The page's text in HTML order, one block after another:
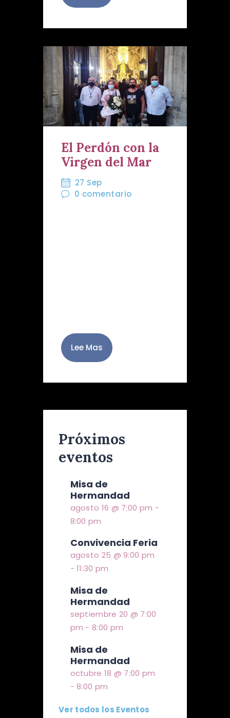
El Perdón con la
Virgen del Mar
27 Sep
0 comentario
Lee Mas
Próximos
eventos
Misa de
Hermandad
agosto 16 @ 7:00 pm -
8:00 pm
Convivencia Feria
agosto 25 @ 9:00 pm
-11:30 pm
Misa de
Hermandad
septiembre 20 @ 7:00
pm -8:00 pm
Misa de
Hermandad
octubre 18 @ 7:00 pm
-8:00 pm
Ver todos los Eventos